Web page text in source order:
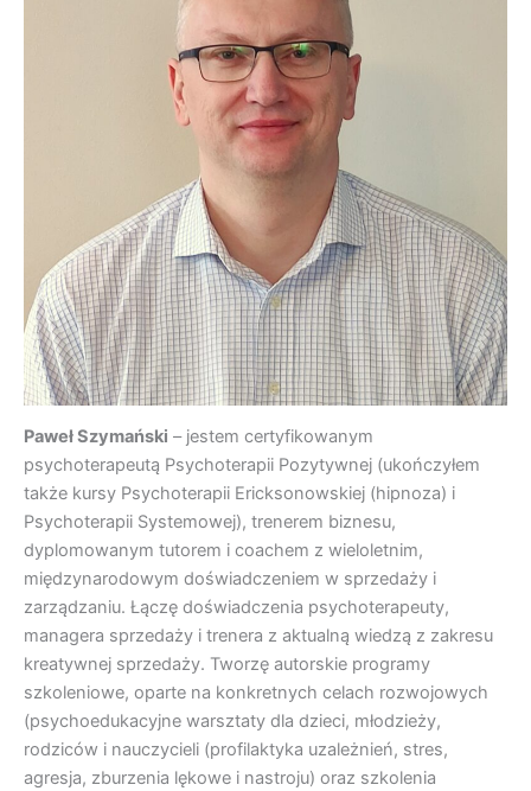
Paweł Szymański – jestem certyfikowanym
psychoterapeutą Psychoterapii Pozytywnej (ukończyłem
także kursy Psychoterapii Ericksonowskiej (hipnoza) i
Psychoterapii Systemowej), trenerem biznesu,
dyplomowanym tutorem i coachem z wieloletnim,
międzynarodowym doświadczeniem w sprzedaży i
zarządzaniu. Łączę doświadczenia psychoterapeuty,
managera sprzedaży i trenera z aktualną wiedzą z zakresu
kreatywnej sprzedaży. Tworzę autorskie programy
szkoleniowe, oparte na konkretnych celach rozwojowych
(psychoedukacyjne warsztaty dla dzieci, młodzieży,
rodziców i nauczycieli (profilaktyka uzależnień, stres,
agresja, zburzenia lękowe i nastroju) oraz szkolenia